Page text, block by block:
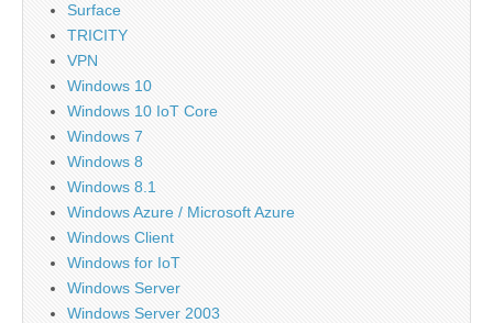
Surface
TRICITY
VPN
Windows 10
Windows 10 IoT Core
Windows 7
Windows 8
Windows 8.1
Windows Azure / Microsoft Azure
Windows Client
Windows for IoT
Windows Server
Windows Server 2003